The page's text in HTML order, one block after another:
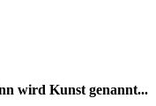
wird Kunst genannt...